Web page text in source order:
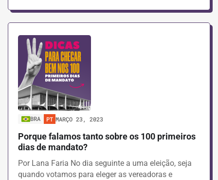
BRA PT MARÇO 23, 2023
Porque falamos tanto sobre os 100 primeiros
dias de mandato?
Por Lana Faria No dia seguinte a uma eleição, seja
quando votamos para eleger as vereadoras e